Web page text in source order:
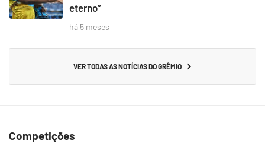
eterno”
há 5 meses
VER TODAS AS NOTÍCIAS DO GRÊMIO
Competições